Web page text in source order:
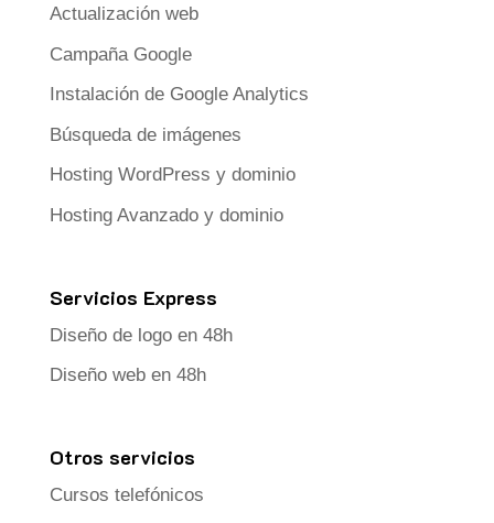
Actualización web
Campaña Google
Instalación de Google Analytics
Búsqueda de imágenes
Hosting WordPress y dominio
Hosting Avanzado y dominio
Servicios Express
Diseño de logo en 48h
Diseño web en 48h
Otros servicios
Cursos telefónicos